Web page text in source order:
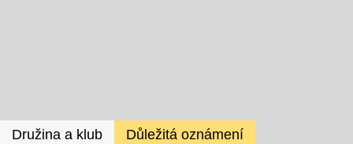
Družina a klub Důležitá oznámení